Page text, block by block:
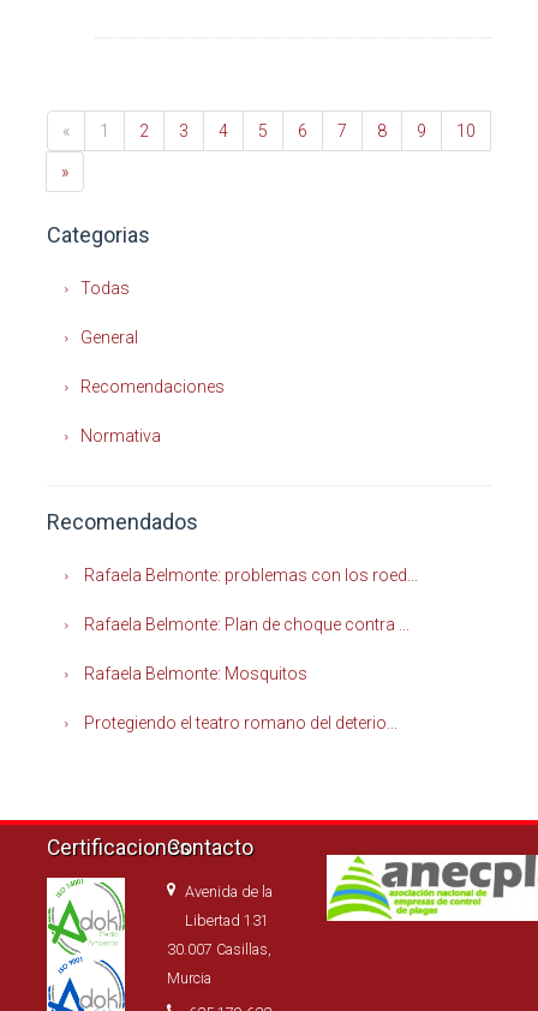
« 1 2 3 4 5 6 7 8 9 10
»
Categorias
Todas
General
Recomendaciones
Normativa
Recomendados
Rafaela Belmonte: problemas con los roed...
Rafaela Belmonte: Plan de choque contra ...
Rafaela Belmonte: Mosquitos
Protegiendo el teatro romano del deterio...
CertificacionesContacto
Avenida de la
Libertad 131
30.007 Casillas,
Murcia